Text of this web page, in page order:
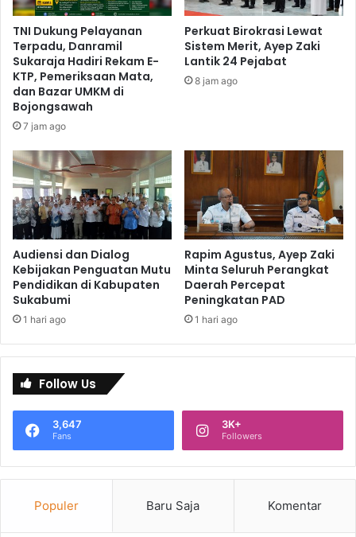
TNI Dukung Pelayanan
Terpadu, Danramil
Sukaraja Hadiri Rekam E-
KTP, Pemeriksaan Mata,
dan Bazar UMKM di
Bojongsawah
7 jam ago
Perkuat Birokrasi Lewat
Sistem Merit, Ayep Zaki
Lantik 24 Pejabat
8 jam ago
Audiensi dan Dialog
Kebijakan Penguatan Mutu
Pendidikan di Kabupaten
Sukabumi
1 hari ago
Rapim Agustus, Ayep Zaki
Minta Seluruh Perangkat
Daerah Percepat
Peningkatan PAD
1 hari ago
Follow Us
3,647
Fans
3K+
Followers
Populer Baru Saja Komentar